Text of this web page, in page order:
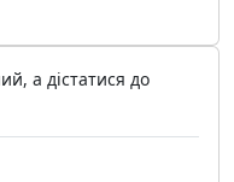
а дістатися до